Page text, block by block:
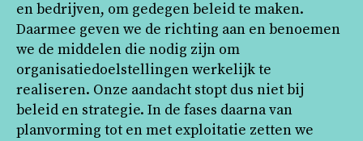
en bedrijven, om gedegen beleid te maken.
Daarmee geven we de richting aan en benoemen
we de middelen die nodig zijn om
organisatiedoelstellingen werkelijk te
realiseren. Onze aandacht stopt dus niet bij
beleid en strategie. In de fases daarna van
planvorming tot en met exploitatie zetten we